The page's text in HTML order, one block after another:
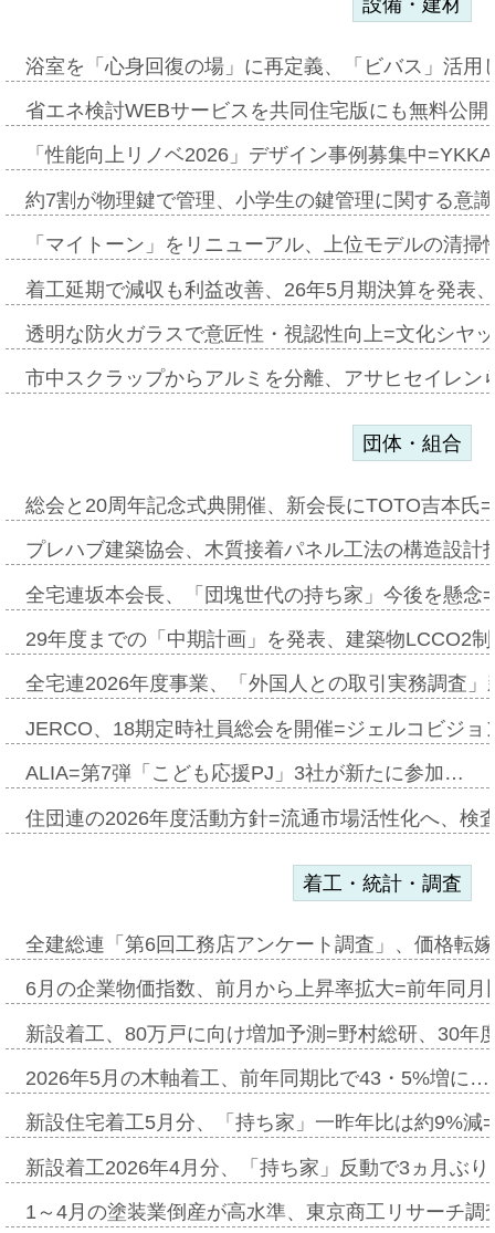
設備・建材
浴室を「心身回復の場」に再定義、「ビバス」活
省エネ検討WEBサービスを共同住宅版にも無料公
「性能向上リノベ2026」デザイン事例募集中
約7割が物理鍵で管理、小学生の鍵管理に関する意
「マイトーン」をリニューアル、上位モデルの清
着工延期で減収も利益改善、26年5月期決算を発表
透明な防火ガラスで意匠性・視認性向上=文化シヤ
市中スクラップからアルミを分離、アサヒセイレ
団体・組合
総会と20周年記念式典開催、新会長にTOTO吉本氏
プレハブ建築協会、木質接着パネル工法の構造設
全宅連坂本会長、「団塊世代の持ち家」今後を懸
29年度までの「中期計画」を発表、建築物LCCO2
全宅連2026年度事業、「外国人との取引実務調査
JERCO、18期定時社員総会を開催=ジェルコビジ
ALIA=第7弾「こども応援PJ」3社が新たに参加…
住団連の2026年度活動方針=流通市場活性化へ、検
着工・統計・調査
全建総連「第6回工務店アンケート調査」、価格転
6月の企業物価指数、前月から上昇率拡大=前年同
新設着工、80万戸に向け増加予測=野村総研、30年
2026年5月の木軸着工、前年同期比で43・5%増に…
新設住宅着工5月分、「持ち家」一昨年比は約9%
新設着工2026年4月分、「持ち家」反動で3ヵ月ぶ
1～4月の塗装業倒産が高水準、東京商工リサーチ